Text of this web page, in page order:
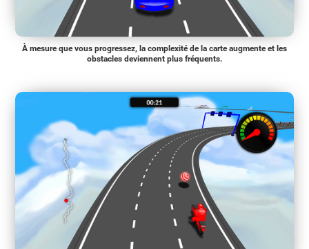
À mesure que vous progressez, la complexité de la carte augmente et les
obstacles deviennent plus fréquents.